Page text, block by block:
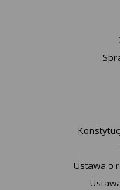
Ustawa o